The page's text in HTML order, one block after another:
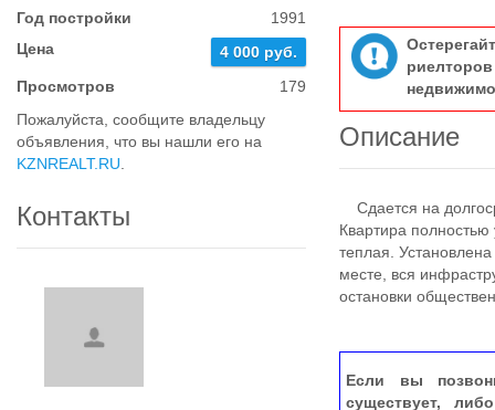
Год постройки
1991
Цена
4 000 руб.
Просмотров
179
Пожалуйста, сообщите владельцу
объявления, что вы нашли его на
KZNREALT.RU
Контакты
Описание
Сдается на
Квартира
теплая.
месте, вся
остановки
Если вы
существует,